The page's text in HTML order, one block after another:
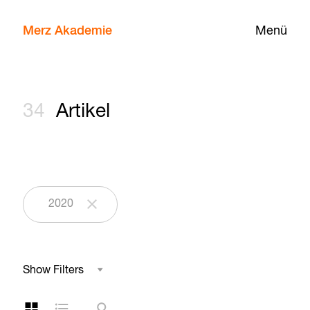
Menü
Merz Akademie
34 Artikel
2020
Show Filters